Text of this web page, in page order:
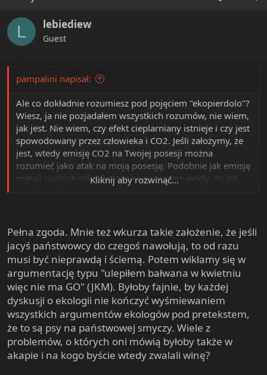
L lebiediew
Guest
pampalini napisał:
Ale co dokładnie rozumiesz pod pojęciem "ekopierdolo"?
Wiesz, ja nie pozjadałem wszystkich rozumów, nie wiem,
jak jest. Nie wiem, czy efekt cieplarniany istnieje i czy jest
spowodowany przez człowieka i CO2. Jeśli założymy, że
jest, wtedy emisję CO2 na Twojej posesji można
rozumieć jako atak na moją posesję. Podobnie jak emisję
metali ciężkich itd. Albo zanieczyszczanie wody. itp itd.
jeśli uznaliby, że cała ochrona środowiska jest o kant
dupy potłuc i nie warto się nawet zajmować zgłębianiem
tematu.
Kliknij aby rozwinąć...
Pełna zgoda. Mnie też wkurza takie założenie, że jeśli
jacyś państwowcy do czegoś nawołują, to od razu
musi być nieprawdą i ściemą. Potem wikłamy się w
argumentację typu "ulepiłem bałwana w kwietniu
więc nie ma GO" (JKM). Byłoby fajnie, by każdej
dyskusji o ekologii nie kończyć wyśmiewaniem
wszystkich argumentów ekologów pod pretekstem,
że to są psy na państwowej smyczy. Wiele z
problemów, o których oni mówią byłoby także w
akapie i na kogo byście wtedy zwalali winę?